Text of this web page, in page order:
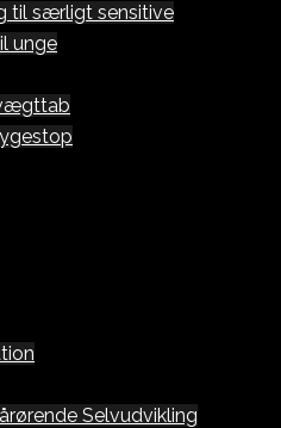
til særligt sensitive
unge
Selvudvikling